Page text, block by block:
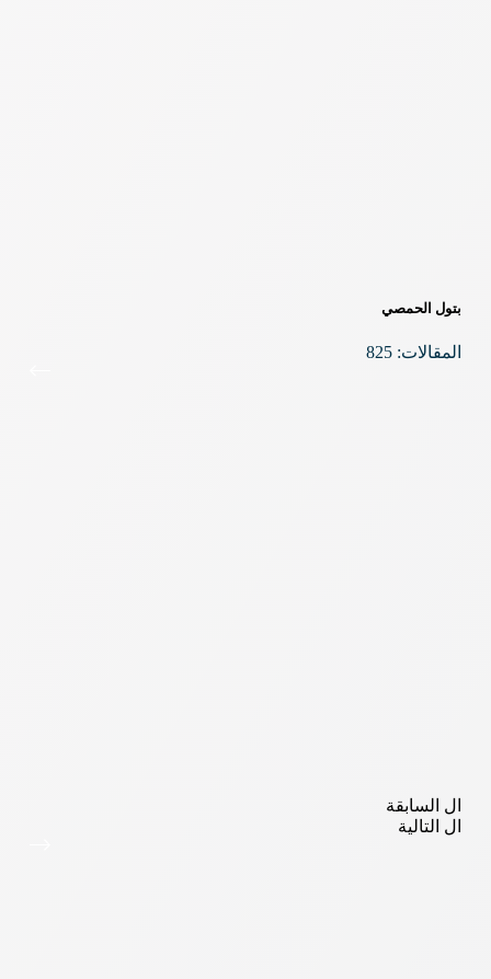
بتول الحمصي
المقالات: 825
ال السابقة
ال التالية